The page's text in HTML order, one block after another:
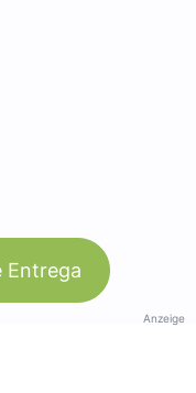
Entrega
Anzeige